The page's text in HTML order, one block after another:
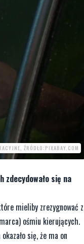
ŹRÓDŁO:PIXABAY.COM
się na
mieliby zrezygnować z
ośmiu kierujących.
się, że ma on